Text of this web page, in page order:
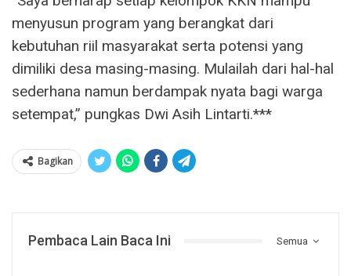
menyusun program yang berangkat dari
kebutuhan riil masyarakat serta potensi yang
dimiliki desa masing-masing. Mulailah dari hal-hal
sederhana namun berdampak nyata bagi warga
setempat,” pungkas Dwi Asih Lintarti.***
Bagikan
Semua
Pembaca Lain Baca Ini